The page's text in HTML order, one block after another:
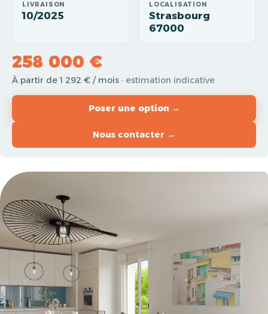
LIVRAISON
10/2025
LOCALISATION
Strasbourg
67000
258 000 €
À partir de 1 292 € / mois · estimation indicative
Poser une option →
Nous contacter →